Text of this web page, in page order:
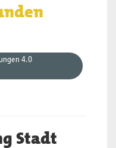
4.0
Stadt